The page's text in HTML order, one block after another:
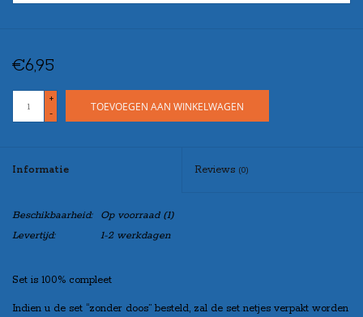
€6,95
+
-
TOEVOEGEN AAN WINKELWAGEN
Informatie Reviews (0)
Beschikbaarheid: Op voorraad(1)
Levertijd:
1-2 werkdagen
Set is 100% compleet
Indien u de set “zonder doos” besteld, zal de set netjes verpakt worden